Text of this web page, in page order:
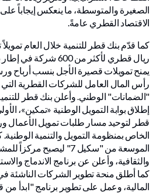
الصغيرة والمتوسطة، ما ينعكس إيجاباً
الاقتصاد القطري عامةً.
ريال قطري لأكثر من 600
يمنح تمويلات قصيرة الأجل بنسب أرباح
رأس المال العامل للشركات القطرية
"الضمانات" الوطني. وأعلن بنك قطر
إطلاق بوابة التمويل الوطنية «تمكين»،
قطر لتوحيد مسار طلبات تمويل الأعمال
الخاص بمنظومة التمويل والتنمية الوطنية.
الموسعة من "سكيل 7" ليصبح
والثقافية، وأعلن عن برنامج الاندماج
كما أطلق منحة تطوير الشركات الناشئة
المالية، وعمل على تطوير برنامج "ابدأ من